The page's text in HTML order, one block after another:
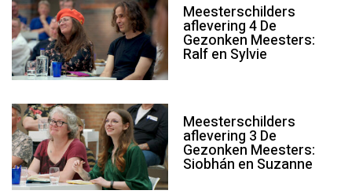
Meesterschilders
aflevering 4 De
Gezonken Meesters:
Ralf en Sylvie
Meesterschilders
aflevering 3 De
Gezonken Meesters:
Siobhán en Suzanne